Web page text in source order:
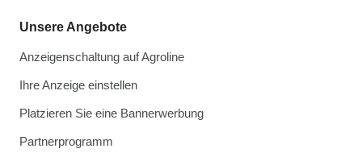
Unsere Angebote
Anzeigenschaltung auf Agroline
Ihre Anzeige einstellen
Platzieren Sie eine Bannerwerbung
Partnerprogramm